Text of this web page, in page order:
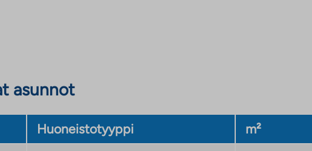
asunnot
Huoneistotyyppi m²